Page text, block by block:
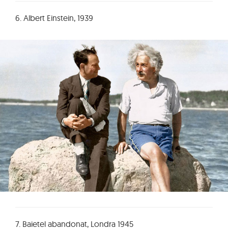
6. Albert Einstein, 1939
7. Baietel abandonat, Londra 1945